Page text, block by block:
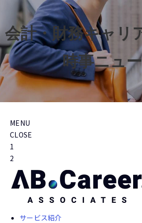
会計・財務キャリ
時事ニュ
MENU
CLOSE
1
2
サービス紹介